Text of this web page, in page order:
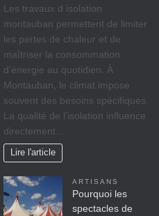
Les travaux d isolation
montauban permettent de limiter
les pertes de chaleur et de
maîtriser la consommation
d’énergie au quotidien. À
Montauban, le climat impose
souvent des besoins spécifiques.
La qualité de l’isolation influence
directement…
Lire l'article
ARTISANS
Pourquoi les
spectacles de